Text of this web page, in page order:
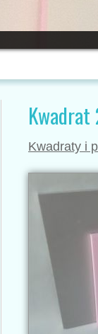
Kwadraty i